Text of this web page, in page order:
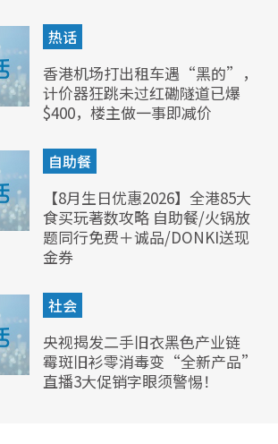
热话
香港机场打出租车遇“黑的”，
计价器狂跳未过红磡隧道已爆
$400，楼主做一事即减价
自助餐
【8月生日优惠2026】全港85大
食买玩著数攻略 自助餐/火锅放
题同行免费＋诚品/DONKI送现
金券
社会
央视揭发二手旧衣黑色产业链
霉斑旧衫零消毒变“全新产品”
直播3大促销字眼须警惕！